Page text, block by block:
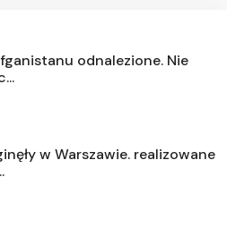
odnalezione. Nie
w Warszawie. realizowane